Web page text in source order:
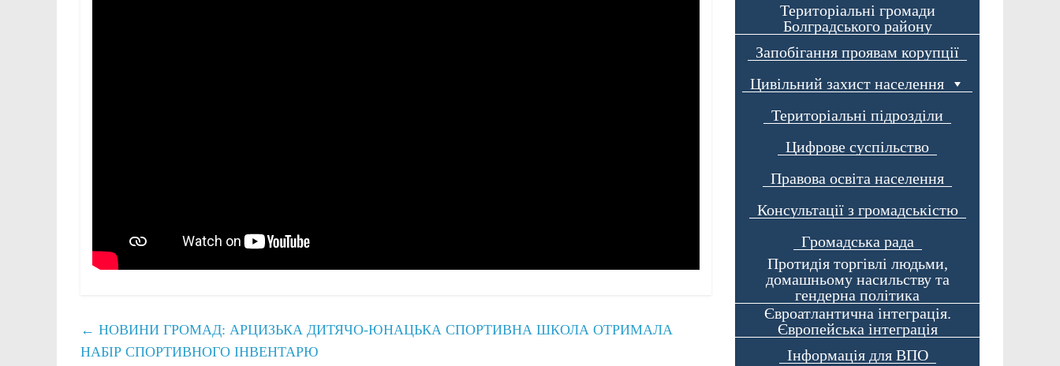
← НОВИНИ ГРОМАД: АРЦИЗЬКА ДИТЯЧО-ЮНАЦЬКА СПОРТИВНА ШКОЛА ОТРИМАЛА
НАБІР СПОРТИВНОГО ІНВЕНТАРЮ
Територіальні громади
Болградського району
Запобігання проявам корупції
Цивільний захист населення
Територіальні підрозділи
Цифрове суспільство
Правова освіта населення
Консультації з громадськістю
Громадська рада
Протидія торгівлі людьми,
домашньому насильству та
гендерна політика
Євроатлантична інтеграція.
Європейська інтеграція
Інформація для ВПО